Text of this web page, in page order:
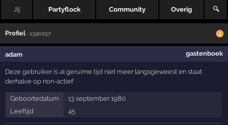
Jij Partyflock Community Overig 🔍
Profiel · 1390257
adam gastenboek
Deze gebruiker is al geruime tijd niet meer langsgeweest en staat
derhalve op non-actief.
Geboortedatum
13 september 1980
Leeftijd
45